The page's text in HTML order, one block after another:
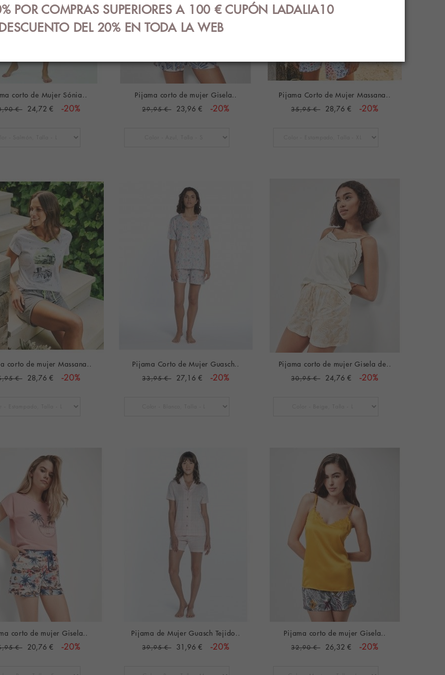
corto de Mujer Sónia..
€ 24,72 € -20%
Pijama corto de mujer Gisela..
29,95 € 23,96 € -20%
Pijama Corto de Mujer Massana..
35,95 € 28,76 € -20%
corto de mujer Massana..
€ 28,76 € -20%
Pijama Corto de Mujer Guasch..
33,95 € 27,16 € -20%
Pijama corto de mujer Gisela de..
30,95 € 24,76 € -20%
corto de mujer Gisela..
€ 20,76 € -20%
Pijama de Mujer Guasch Tejido..
39,95 € 31,96 € -20%
Pijama corto de mujer Gisela..
32,90 € 26,32 € -20%
POR COMPRAS SUPERIORES A 100 € CUPÓN LADALIA10
DEL 20% EN TODA LA WEB